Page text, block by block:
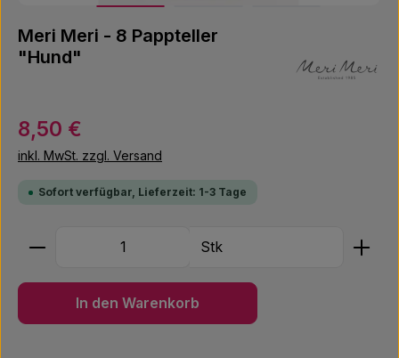
Meri Meri - 8 Pappteller
"Hund"
Regulärer Preis:
8,50 €
inkl. MwSt. zzgl. Versand
Sofort verfügbar, Lieferzeit: 1-3 Tage
Produkt Anzahl: Gib den gewünschten Wert ein
Stk
In den Warenkorb